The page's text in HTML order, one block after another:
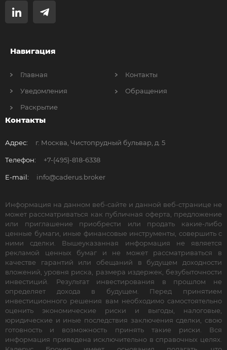
Навигация
Главная
Уведомления
Раскрытие
Контакты
Обращения
Контакты
Адрес: г. Москва, Чистопрудный бульвар, д. 5
Телефон: +7-(495)-818-6338
E-mail: info@caderus.broker
Информация на данном веб-сайте и данной веб-странице не
может рассматриваться как публичная оферта, предложение
или приглашение приобрести или продать какие-либо
ценные бумаги, иные финансовые инструменты, совершить с
ними сделки. Вышеуказанная информация не является
рекламой ценных бумаг и не может рассматриваться в
качестве гарантий или обещаний в будущем доходности
вложений, уровня риска, размера издержек, безубыточности
инвестиций. Результат инвестирования в прошлом не
определяет дохода в будущем. Перед принятием
инвестиционного решения вам необходимо самостоятельно
оценить экономические риски и выгоды, налоговые,
юридические и иные последствия заключения сделки, свою
готовность и возможность принять такие риски. Вся
информация приведена исключительно в справочных целях.